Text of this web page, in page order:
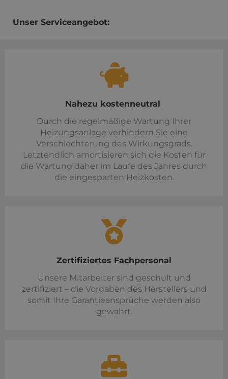
Unser Serviceangebot:
Nahezu kostenneutral
Durch die regelmäßige Wartung Ihrer
Heizungsanlage verhindern Sie eine
Verschlechterung des Wirkungsgrads.
Letztendlich amortisieren sich die Kosten für
die Wartung daher im Laufe des Jahres durch
die eingesparten Heizkosten.
Zertifiziertes Fachpersonal
Unsere Mitarbeiter sind geschult und
zertifiziert – die Vorgaben des Herstellers und
somit Ihre Garantieansprüche werden also
gewahrt.